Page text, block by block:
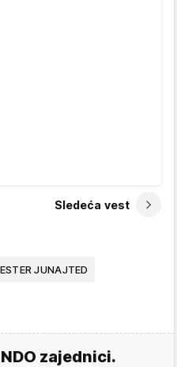
Sledeća vest
JUNAJTED
zajednici.